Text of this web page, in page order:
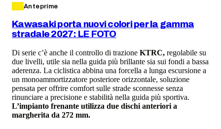
Anteprime
Kawasaki porta nuovi colori per la gamma
stradale 2027: LE FOTO
Di serie c’è anche il controllo di trazione KTRC, regolabile su
due livelli, utile sia nella guida più brillante sia sui fondi a bassa
aderenza. La ciclistica abbina una forcella a lunga escursione a
un monoammortizzatore posteriore orizzontale, soluzione
pensata per offrire comfort sulle strade sconnesse senza
rinunciare a precisione e stabilità nella guida più sportiva.
L’impianto frenante utilizza due dischi anteriori a
margherita da 272 mm.